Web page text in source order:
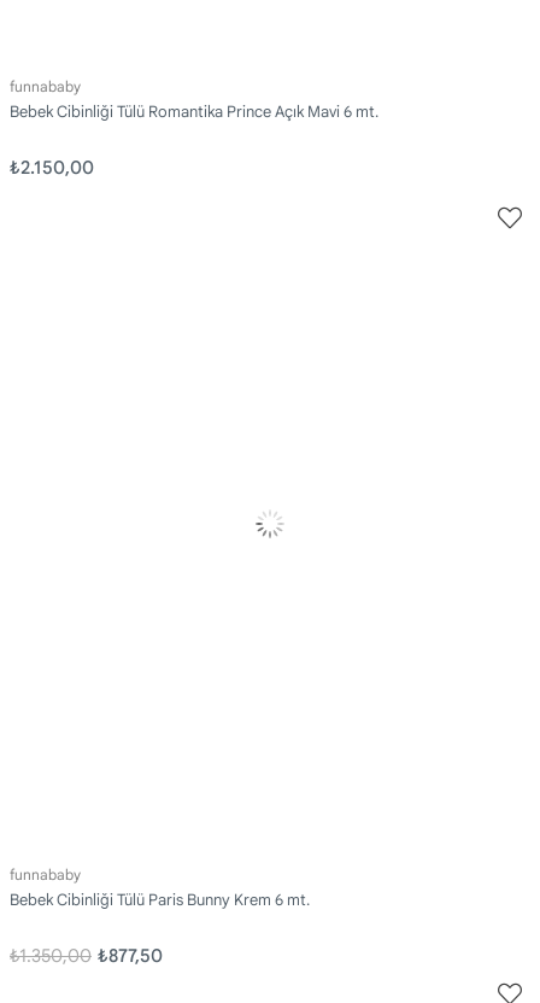
funnababy
Bebek Cibinliği Tülü Romantika Prince Açık Mavi 6 mt.
₺2.150,00
funnababy
Bebek Cibinliği Tülü Paris Bunny Krem 6 mt.
₺877,50
₺1.350,00